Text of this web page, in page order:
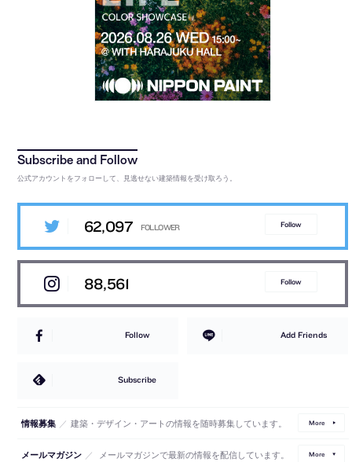
公式アカウントをフォローして、見逃せない建築情報を受け取ろう。
62,097 Follow
88,561 Follow
Follow Add Friends
Subscribe
情報募集 ／ 建築・デザイン・アートの情報を随時募集しています。 More
メールマガジン ／ メールマガジンで最新の情報を配信しています。 More